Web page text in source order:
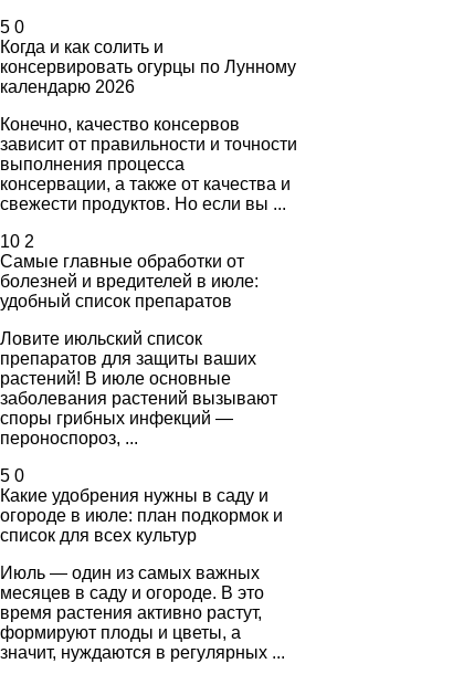
5 0
Когда и как солить и
консервировать огурцы по Лунному
календарю 2026
Конечно, качество консервов
зависит от правильности и точности
выполнения процесса
консервации, а также от качества и
свежести продуктов. Но если вы ...
10 2
Самые главные обработки от
болезней и вредителей в июле:
удобный список препаратов
Ловите июльский список
препаратов для защиты ваших
растений! В июле основные
заболевания растений вызывают
споры грибных инфекций —
пероноспороз, ...
5 0
Какие удобрения нужны в саду и
огороде в июле: план подкормок и
список для всех культур
Июль — один из самых важных
месяцев в саду и огороде. В это
время растения активно растут,
формируют плоды и цветы, а
значит, нуждаются в регулярных ...